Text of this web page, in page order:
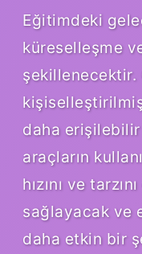
Eğitimdeki
küreselleşme
şekillenecektir.
daha erişilebilir
araçların
hızını ve
sağlayacak ve
daha etkin bir